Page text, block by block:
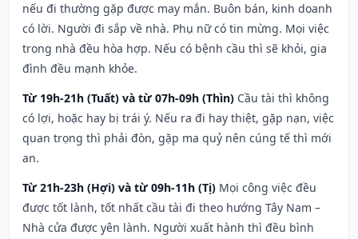
nếu đi thường gặp được may mắn. Buôn bán, kinh doanh
có lời. Người đi sắp về nhà. Phụ nữ có tin mừng. Mọi việc
trong nhà đều hòa hợp. Nếu có bệnh cầu thì sẽ khỏi, gia
đình đều mạnh khỏe.
Từ 19h-21h (Tuất) và từ 07h-09h (Thìn) Cầu tài thì không
có lợi, hoặc hay bị trái ý. Nếu ra đi hay thiệt, gặp nạn, việc
quan trọng thì phải đòn, gặp ma quỷ nên cúng tế thì mới
an.
Từ 21h-23h (Hợi) và từ 09h-11h (Tị) Mọi công việc đều
được tốt lành, tốt nhất cầu tài đi theo hướng Tây Nam –
Nhà cửa được yên lành. Người xuất hành thì đều bình